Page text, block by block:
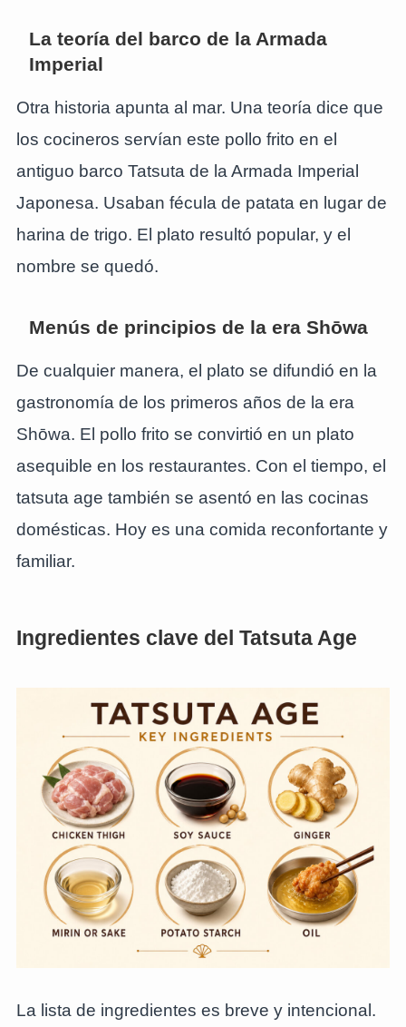
La teoría del barco de la Armada
Imperial
Otra historia apunta al mar. Una teoría dice que
los cocineros servían este pollo frito en el
antiguo barco Tatsuta de la Armada Imperial
Japonesa. Usaban fécula de patata en lugar de
harina de trigo. El plato resultó popular, y el
nombre se quedó.
Menús de principios de la era Shōwa
De cualquier manera, el plato se difundió en la
gastronomía de los primeros años de la era
Shōwa. El pollo frito se convirtió en un plato
asequible en los restaurantes. Con el tiempo, el
tatsuta age también se asentó en las cocinas
domésticas. Hoy es una comida reconfortante y
familiar.
Ingredientes clave del Tatsuta Age
La lista de ingredientes es breve y intencional.